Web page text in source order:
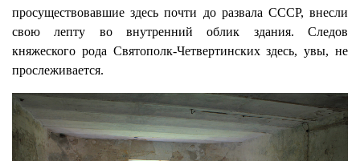
просуществовавшие здесь почти до развала СССР, внесли
свою лепту во внутренний облик здания. Следов
княжеского рода Святополк-Четвертинских здесь, увы, не
прослеживается.